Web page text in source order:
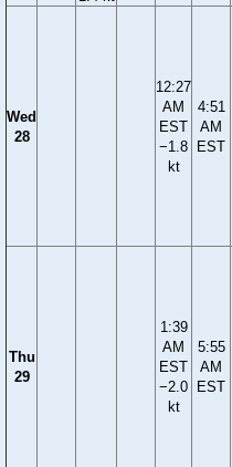
Wed
28
12:27
AM
EST
−1.8
kt
4:51
AM
EST
Thu
29
1:39
AM
EST
−2.0
kt
5:55
AM
EST